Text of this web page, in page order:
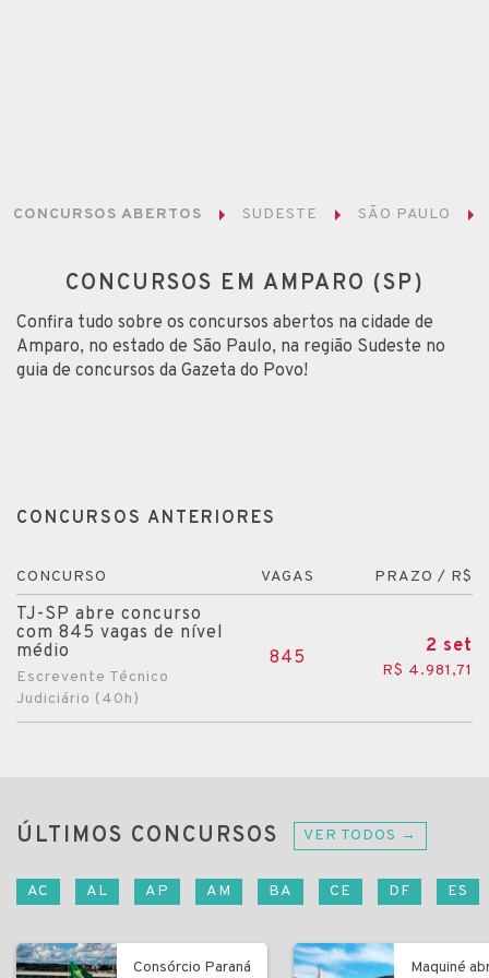
CONCURSOS ABERTOS SUDESTE SÃO PAULO
CONCURSOS EM AMPARO (SP)
Confira tudo sobre os concursos abertos na cidade de
Amparo, no estado de São Paulo, na região Sudeste no
guia de concursos da Gazeta do Povo!
CONCURSOS ANTERIORES
CONCURSO VAGAS PRAZO / R$
TJ-SP abre concurso
com 845 vagas de nível
médio
Escrevente Técnico
Judiciário (40h)
845
2 set
R$ 4.981,71
ÚLTIMOS CONCURSOS VER TODOS →
AC AL AP AM BA CE DF ES
Consórcio Paraná
Maquiné